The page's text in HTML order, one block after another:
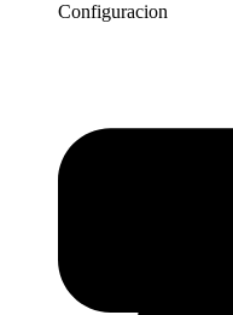
Configuracion